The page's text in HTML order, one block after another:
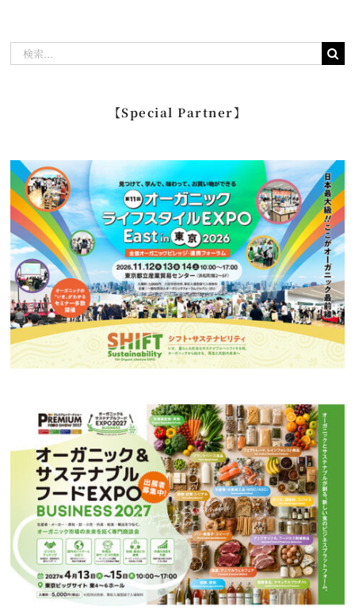
【Special Partner】